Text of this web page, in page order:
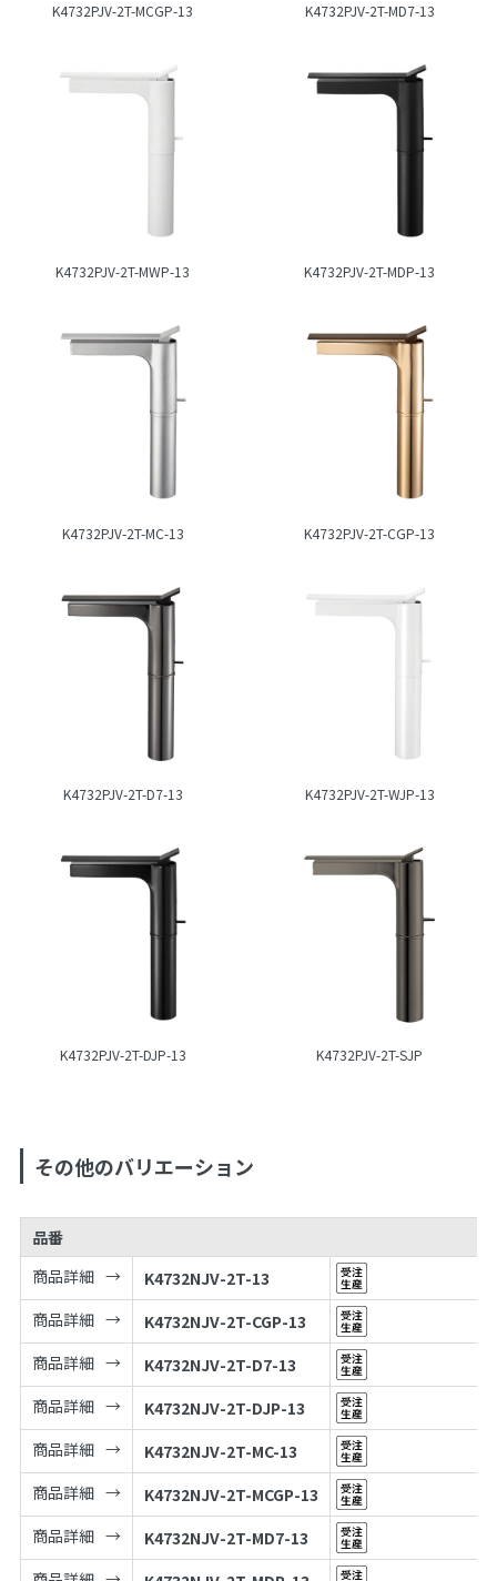
K4732PJV-2T-MCGP-13 K4732PJV-2T-MD7-13
K4732PJV-2T-MWP-13 K4732PJV-2T-MDP-13
K4732PJV-2T-MC-13 K4732PJV-2T-CGP-13
K4732PJV-2T-D7-13 K4732PJV-2T-WJP-13
K4732PJV-2T-DJP-13 K4732PJV-2T-SJP
その他のバリエーション
品番
商品詳細
K4732NJV-2T-13
商品詳細
K4732NJV-2T-CGP-13
商品詳細
K4732NJV-2T-D7-13
商品詳細
K4732NJV-2T-DJP-13
商品詳細
K4732NJV-2T-MC-13
商品詳細
K4732NJV-2T-MCGP-13
商品詳細
K4732NJV-2T-MD7-13